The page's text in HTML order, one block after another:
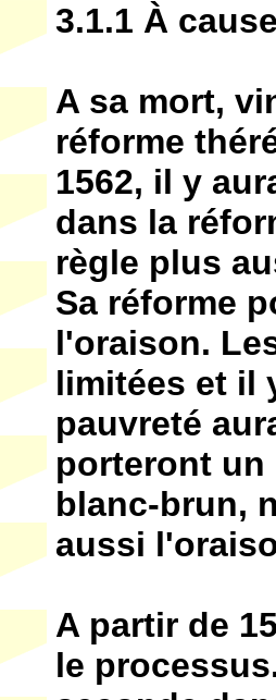
3.1.1 À
A sa mort,
réforme
1562, il y
dans la
règle plus
Sa réforme
l'oraison.
limitées et il
pauvreté
porteront un
blanc-brun,
aussi
A partir de
le